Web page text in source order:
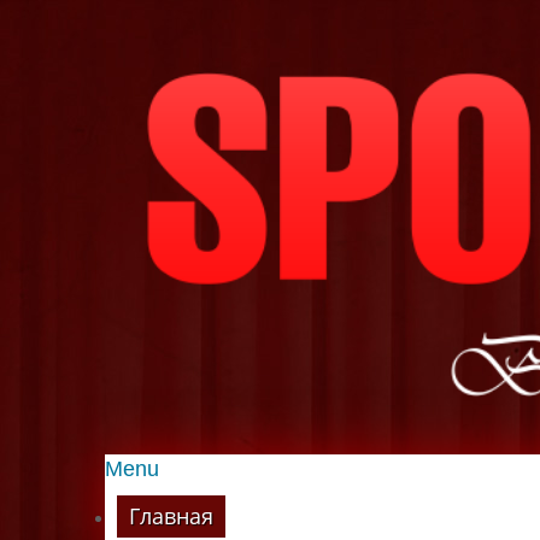
Menu
Главная